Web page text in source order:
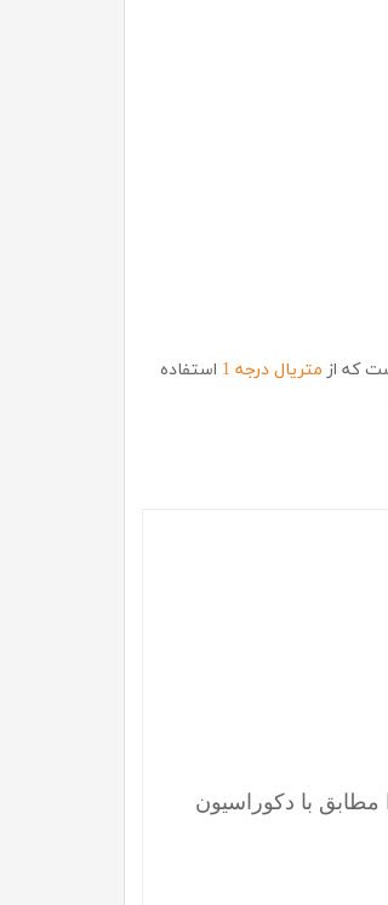
که از متریال درجه 1
استفاده
با دکوراسیون